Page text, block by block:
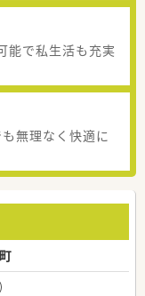
能で私生活も充実
無理なく快適に